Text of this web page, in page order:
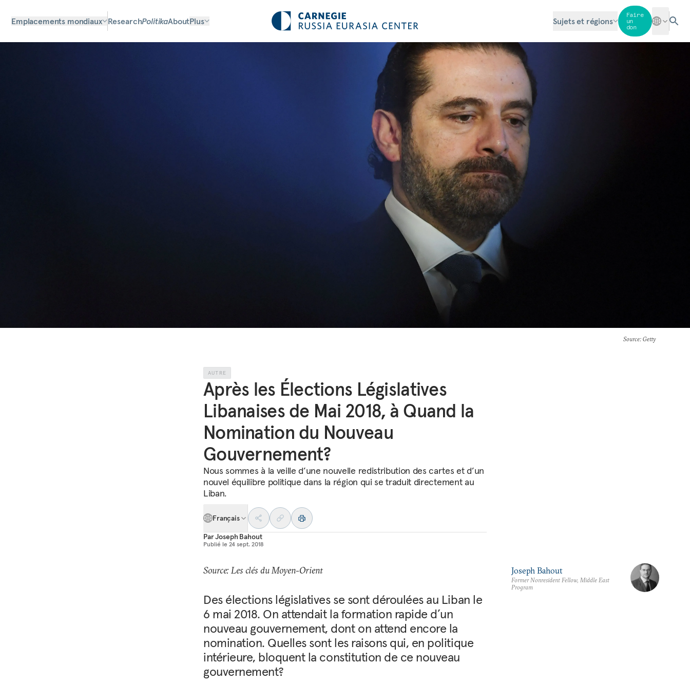
Emplacements mondiaux ResearchPolitikaAboutPlus Sujets et régions
Faire
un
don
Source: Getty
AUTRE
Après les Élections Législatives
Libanaises de Mai 2018, à Quand la
Nomination du Nouveau
Gouvernement?
Nous sommes à la veille d’une nouvelle redistribution des cartes et d’un
nouvel équilibre politique dans la région qui se traduit directement au
Liban.
Français
ParJoseph Bahout
Publié le 24 sept. 2018
Source: Les clés du Moyen-Orient
Des élections législatives se sont déroulées au Liban le
6 mai 2018. On attendait la formation rapide d’un
nouveau gouvernement, dont on attend encore la
nomination. Quelles sont les raisons qui, en politique
intérieure, bloquent la constitution de ce nouveau
gouvernement?
Joseph Bahout
Former Nonresident Fellow, Middle East
Program